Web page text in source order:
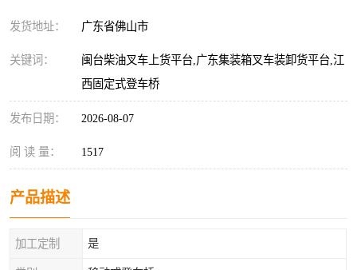
发货地址： 广东省佛山市
关键词：
闽台柴油叉车上货平台,广东集装箱叉车装卸货平台,江
西固定式登车桥
发布日期： 2026-08-07
阅 读 量： 1517
产品描述
加工定制 是